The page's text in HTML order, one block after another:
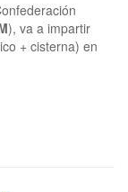
), va a impartir
+ cisterna) en